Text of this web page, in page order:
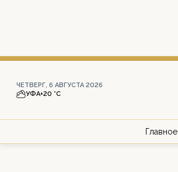
ЧЕТВЕРГ, 6 АВГУСТА 2026
УФА+20 °С
Главное